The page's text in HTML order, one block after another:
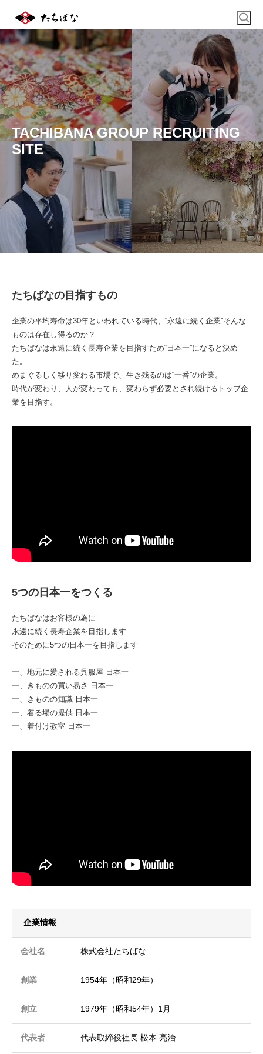
TACHIBANA GROUP RECRUITING
SITE
たちばなの目指すもの
企業の平均寿命は30年といわれている時代、“永遠に続く企業”そんな
ものは存在し得るのか？
たちばなは永遠に続く長寿企業を目指すため“日本一”になると決め
た。
めまぐるしく移り変わる市場で、生き残るのは“一番”の企業。
時代が変わり、人が変わっても、変わらず必要とされ続けるトップ企
業を目指す。
5つの日本一をつくる
たちばなはお客様の為に
永遠に続く長寿企業を目指します
そのために5つの日本一を目指します
⼀、地元に愛される呉服屋 ⽇本⼀
⼀、きものの買い易さ ⽇本⼀
⼀、きものの知識 ⽇本⼀
⼀、着る場の提供 ⽇本⼀
⼀、着付け教室 ⽇本⼀
企業情報
会社名 株式会社たちばな
創業 1954年（昭和29年）
創立 1979年（昭和54年）1月
代表者 代表取締役社長 松本 亮治